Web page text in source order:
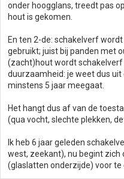
onder hoogglans, treedt pas
hout is gekomen.
En ten 2-de: schakelverf
gebruikt; juist bij panden met
(zacht)hout wordt schakelverf
duurzaamheid: je weet dus
minstens 5 jaar meegaat.
Het hangt dus af van de
(qua vocht, slechte plekken,
Ik heb 6 jaar geleden
west, zeekant), nu begint
(glaslatten onderzijde) voor te